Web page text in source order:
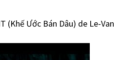
(Khế Ước Bán Dâu) de Le-Van